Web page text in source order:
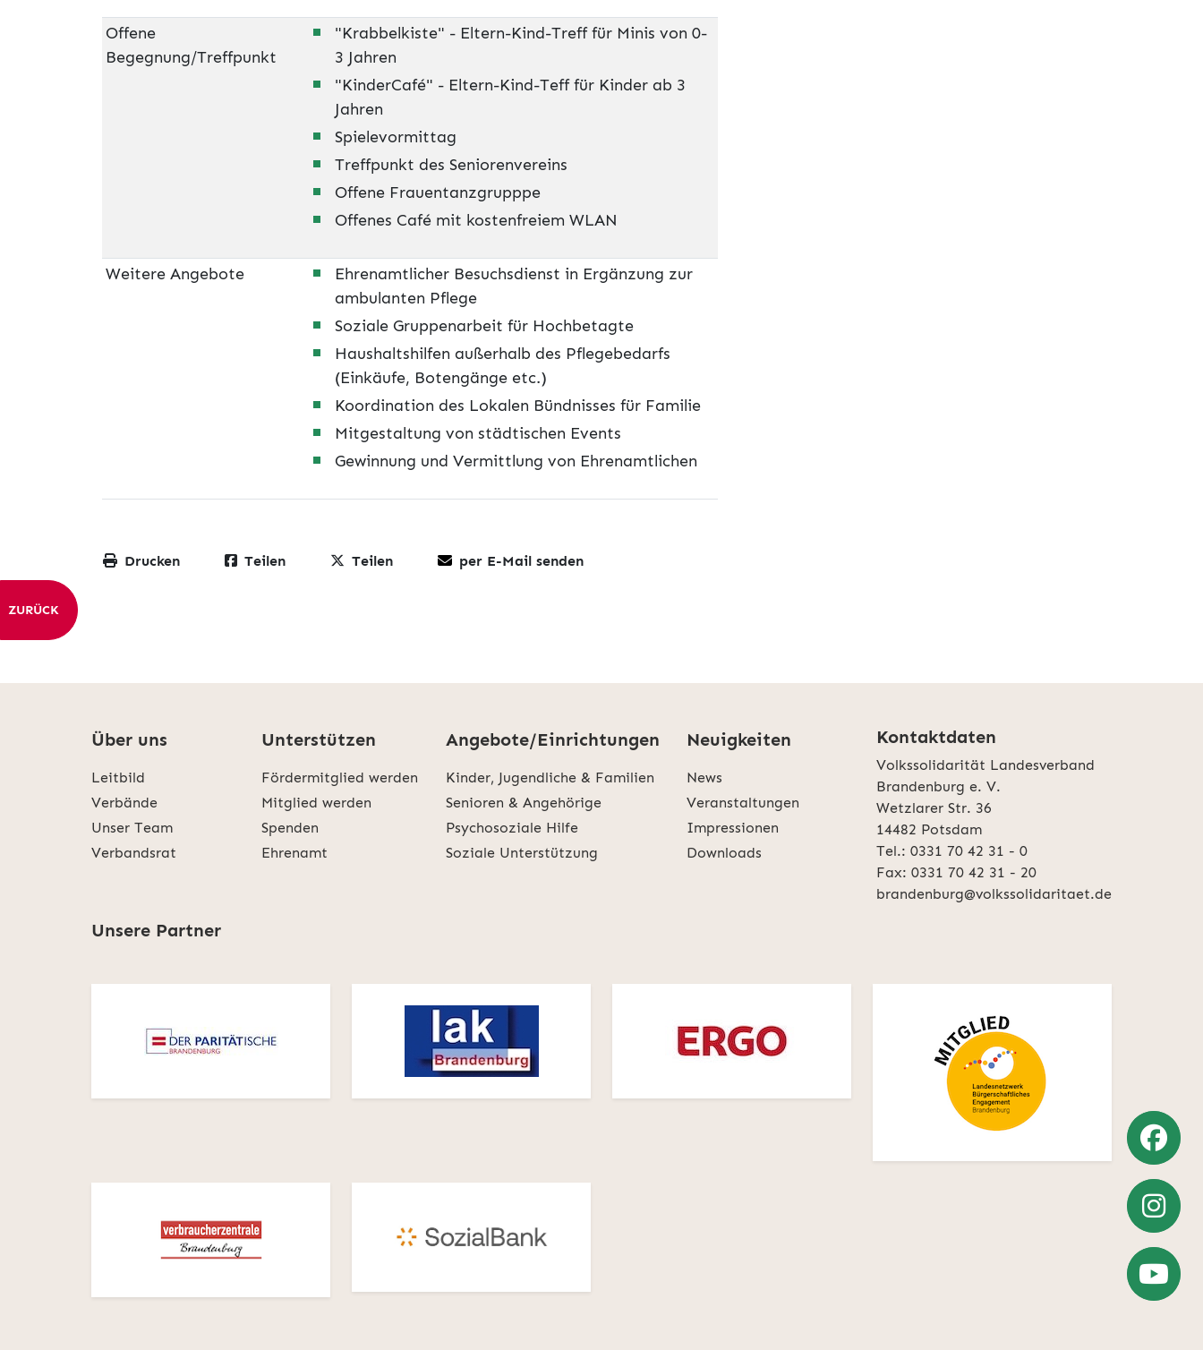
Offene
Begegnung/Treffpunkt
"Krabbelkiste" - Eltern-Kind-Treff für Minis von 0-
3 Jahren
"KinderCafé" - Eltern-Kind-Teff für Kinder ab 3
Jahren
Spielevormittag
Treffpunkt des Seniorenvereins
Offene Frauentanzgrupppe
Offenes Café mit kostenfreiem WLAN
Weitere Angebote
Ehrenamtlicher Besuchsdienst in Ergänzung zur
ambulanten Pflege
Soziale Gruppenarbeit für Hochbetagte
Haushaltshilfen außerhalb des Pflegebedarfs
(Einkäufe, Botengänge etc.)
Koordination des Lokalen Bündnisses für Familie
Mitgestaltung von städtischen Events
Gewinnung und Vermittlung von Ehrenamtlichen
Drucken Teilen Teilen per E-Mail senden
ZURÜCK
Über uns
Leitbild
Verbände
Unser Team
Verbandsrat
Unterstützen
Fördermitglied werden
Mitglied werden
Spenden
Ehrenamt
Angebote/Einrichtungen
Kinder, Jugendliche & Familien
Senioren & Angehörige
Psychosoziale Hilfe
Soziale Unterstützung
Neuigkeiten
News
Veranstaltungen
Impressionen
Downloads
Kontaktdaten
Volkssolidarität Landesverband
Brandenburg e. V.
Wetzlarer Str. 36
14482 Potsdam
Tel.: 0331 70 42 31 - 0
Fax: 0331 70 42 31 - 20
brandenburg@volkssolidaritaet.de
Unsere Partner
Weiter
zu
Facebook
Weiter